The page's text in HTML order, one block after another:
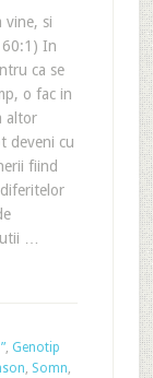
vine, si
60:1) In
ca se
o fac in
altor
deveni cu
fiind
…
, Genotip
, Somn,